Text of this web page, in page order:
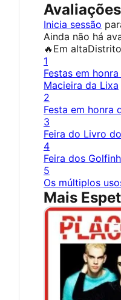
Avaliações
Inicia sessão
Ainda não há
🔥 Em alta
1
Festas em
Macieira da Lixa
2
Festa em honra
3
Feira do Livro
4
Feira dos
5
Os múltiplos
Mais